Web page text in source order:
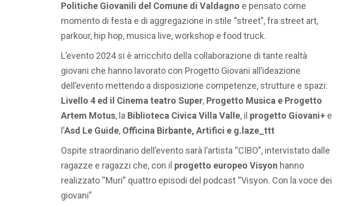
Politiche Giovanili del Comune di Valdagno e pensato come
momento di festa e di aggregazione in stile “street”, fra street art,
parkour, hip hop, musica live, workshop e food truck.
L’evento 2024 si è arricchito della collaborazione di tante realtà
giovani che hanno lavorato con Progetto Giovani all’ideazione
dell’evento mettendo a disposizione competenze, strutture e spazi:
Livello 4 ed il Cinema teatro Super, Progetto Musica e Progetto
Artem Motus, la Biblioteca Civica Villa Valle, il progetto Giovani+ e
l’Asd Le Guide, Officina Birbante, Artifici e g.laze_ttt
Ospite straordinario dell’evento sarà l’artista “CIBO”, intervistato dalle
ragazze e ragazzi che, con il progetto europeo Visyon hanno
realizzato “Muri” quattro episodi del podcast “Visyon. Con la voce dei
giovani”